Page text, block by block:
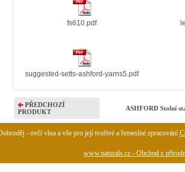
fs610.pdf
suggested-setts-ashford-yarns5.pdf
PŘEDCHOZÍ
PRODUKT
ASHFORD Stolní
- ovčí vlna a vše pro její tvořivé a řemeslné zpracování
www.naturals.cz - Obchod s